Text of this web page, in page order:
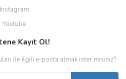
Instagram
Youtube
Kayıt Ol!
ile ilgili e-posta almak ister misiniz?